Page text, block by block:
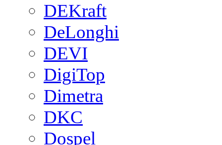
DEKraft
DeLonghi
DEVI
DigiTop
Dimetra
DKC
Dospel